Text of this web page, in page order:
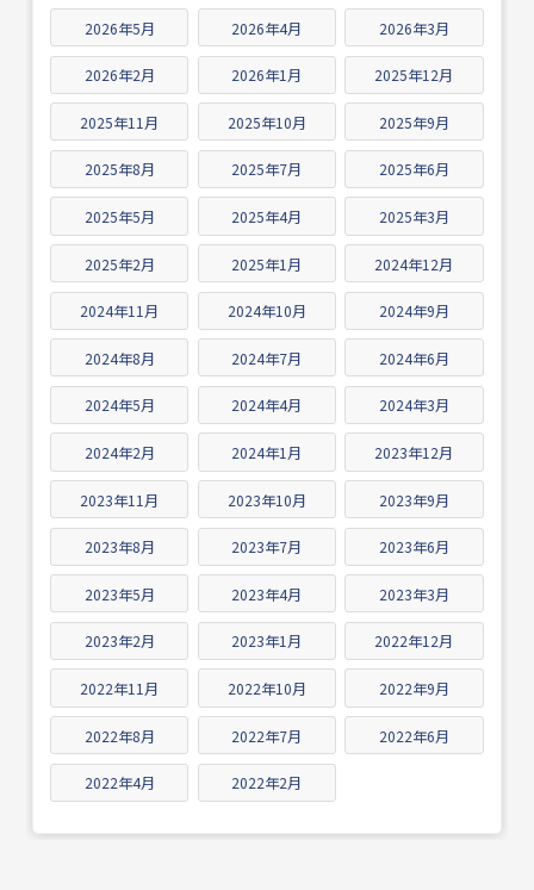
2026年5月 2026年4月 2026年3月
2026年2月 2026年1月 2025年12月
2025年11月 2025年10月 2025年9月
2025年8月 2025年7月 2025年6月
2025年5月 2025年4月 2025年3月
2025年2月 2025年1月 2024年12月
2024年11月 2024年10月 2024年9月
2024年8月 2024年7月 2024年6月
2024年5月 2024年4月 2024年3月
2024年2月 2024年1月 2023年12月
2023年11月 2023年10月 2023年9月
2023年8月 2023年7月 2023年6月
2023年5月 2023年4月 2023年3月
2023年2月 2023年1月 2022年12月
2022年11月 2022年10月 2022年9月
2022年8月 2022年7月 2022年6月
2022年4月 2022年2月